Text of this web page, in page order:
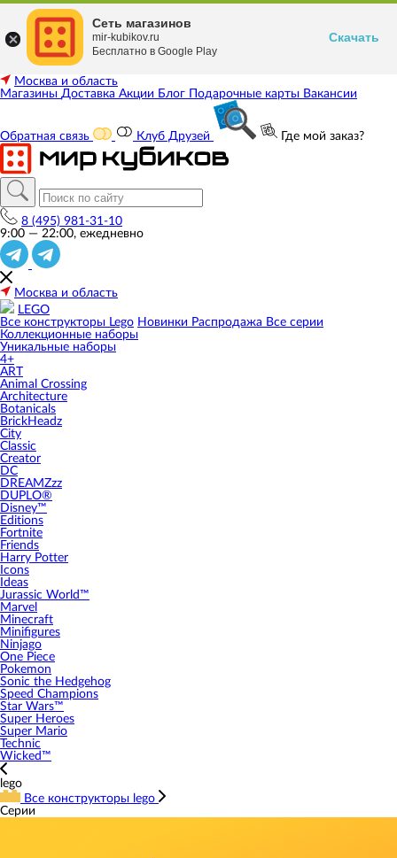
Москва и область
Магазины Доставка Акции Блог Подарочные карты Вакансии
Обратная связь Клуб Друзей Где мой заказ?
8 (495) 981-31-10
9:00 — 22:00, ежедневно
Москва и область
LEGO
Все конструкторы Lego Новинки Распродажа Все серии
Коллекционные наборы
Уникальные наборы
4+
ART
Animal Crossing
Architecture
Botanicals
BrickHeadz
City
Classic
Creator
DC
DREAMZzz
DUPLO®
Disney™
Editions
Fortnite
Friends
Harry Potter
Icons
Ideas
Jurassic World™
Marvel
Minecraft
Minifigures
Ninjago
One Piece
Pokemon
Sonic the Hedgehog
Speed Champions
Star Wars™
Super Heroes
Super Mario
Technic
Wicked™
lego
Все конструкторы lego
Серии
Сеть магазинов
mir-kubikov.ru
Бесплатно в Google Play
Скачать